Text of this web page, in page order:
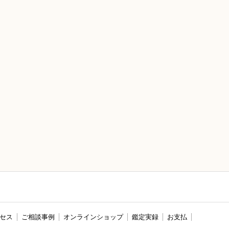
ス ご相談事例 オンラインショップ 鑑定実録 お支払